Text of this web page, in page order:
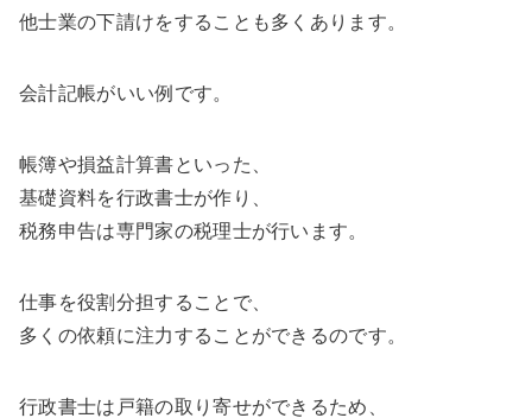
他士業の下請けをすることも多くあります。
会計記帳がいい例です。
帳簿や損益計算書といった、
基礎資料を行政書士が作り、
税務申告は専門家の税理士が行います。
仕事を役割分担することで、
多くの依頼に注力することができるのです。
行政書士は戸籍の取り寄せができるため、